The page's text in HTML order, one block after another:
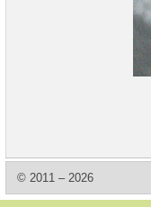
© 2011 – 2026